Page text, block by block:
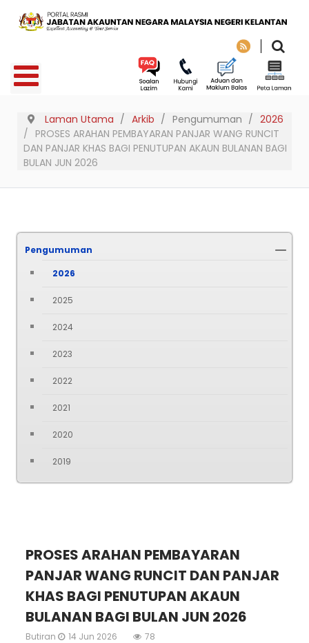
Laman Utama Arkib Pengumuman
2026
PROSES ARAHAN PEMBAYARAN PANJAR WANG RUNCIT
DAN PANJAR KHAS BAGI PENUTUPAN AKAUN BULANAN BAGI
BULAN JUN 2026
Pengumuman
2026
2025
2024
2023
2022
2021
2020
2019
PROSES ARAHAN PEMBAYARAN
PANJAR WANG RUNCIT DAN PANJAR
KHAS BAGI PENUTUPAN AKAUN
BULANAN BAGI BULAN JUN 2026
Butiran 14 Jun 2026 78